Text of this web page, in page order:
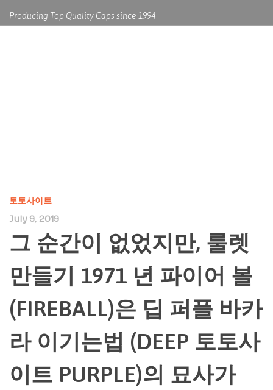
Producing Top Quality Caps since 1994
기는법 (DEEP 토토사이트
PURPLE)의 묘사가
토토사이트
July 9, 2019
그 순간이 없었지만, 룰렛
만들기 1971 년 파이어 볼
(FIREBALL)은 딥 퍼플 바카
라 이기는법 (DEEP 토토사
이트 PURPLE)의 묘사가